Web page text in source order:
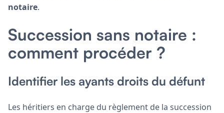
notaire.
Succession sans notaire :
comment procéder ?
Identifier les ayants droits du défunt
Les héritiers en charge du règlement de la succession